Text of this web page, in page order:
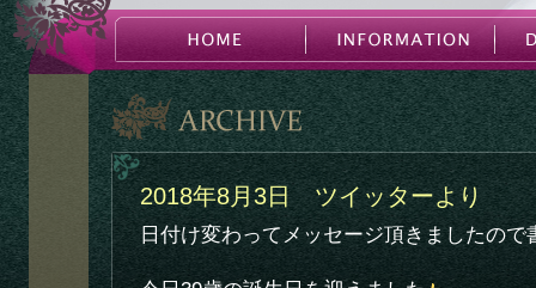
2018年8月3日 ツイッターより
日付け変わってメッセージ頂きましたので